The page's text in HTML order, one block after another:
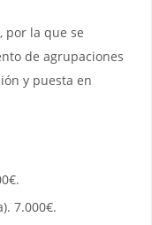
, por la que se
de agrupaciones
y puesta en
7.000€.